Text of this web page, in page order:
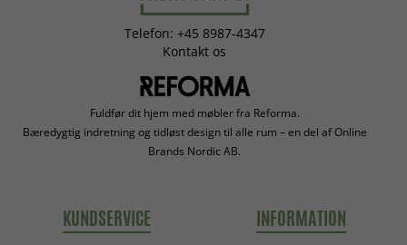
Telefon: +45 8987-4347
Kontakt os
Fuldfør dit hjem med møbler fra Reforma.
Bæredygtig indretning og tidløst design til alle rum – en del af Online
Brands Nordic AB.
KUNDSERVICE INFORMATION